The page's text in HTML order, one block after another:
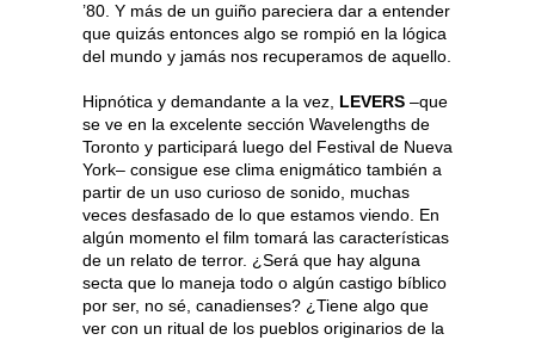
’80. Y más de un guiño pareciera dar a entender
que quizás entonces algo se rompió en la lógica
del mundo y jamás nos recuperamos de aquello.
Hipnótica y demandante a la vez, LEVERS –que
se ve en la excelente sección Wavelengths de
Toronto y participará luego del Festival de Nueva
York– consigue ese clima enigmático también a
partir de un uso curioso de sonido, muchas
veces desfasado de lo que estamos viendo. En
algún momento el film tomará las características
de un relato de terror. ¿Será que hay alguna
secta que lo maneja todo o algún castigo bíblico
por ser, no sé, canadienses? ¿Tiene algo que
ver con un ritual de los pueblos originarios de la